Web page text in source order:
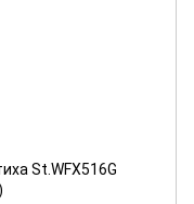
St.WFX516G